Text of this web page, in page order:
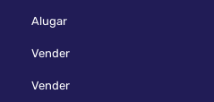
Alugar
Vender
Vender